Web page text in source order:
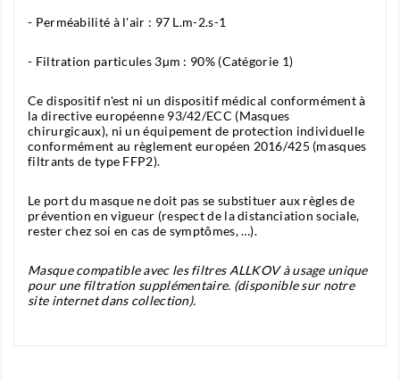
- Perméabilité à l'air : 97 L.m-2.s-1
- Filtration particules 3µm : 90% (Catégorie 1)
Ce dispositif n'est ni un dispositif médical conformément à
la directive européenne 93/42/ECC (Masques
chirurgicaux), ni un équipement de protection individuelle
conformément au règlement européen 2016/425 (masques
filtrants de type FFP2).
Le port du masque ne doit pas se substituer aux règles de
prévention en vigueur (respect de la distanciation sociale,
rester chez soi en cas de symptômes, …).
Masque compatible avec les filtres ALLKOV à usage unique
pour une filtration supplémentaire. (disponible sur notre
site internet dans collection).